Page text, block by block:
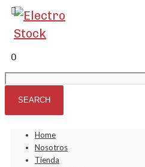
0
Home
Nosotros
Tienda